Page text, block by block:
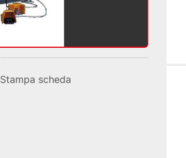
Stampa scheda